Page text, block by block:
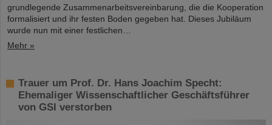
grundlegende Zusammenarbeitsvereinbarung, die die Kooperation
formalisiert und ihr festen Boden gegeben hat. Dieses Jubiläum
wurde nun mit einer festlichen…
Mehr »
Trauer um Prof. Dr. Hans Joachim Specht:
Ehemaliger Wissenschaftlicher Geschäftsführer
von GSI verstorben